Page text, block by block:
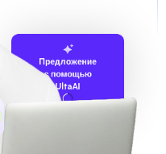
Предложение
с помощью
UltaAI